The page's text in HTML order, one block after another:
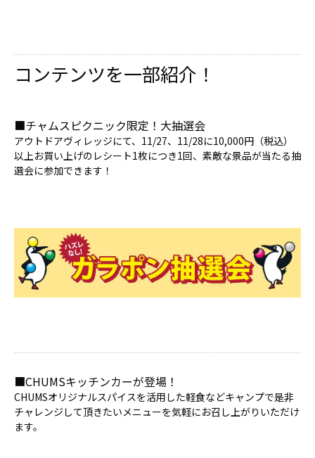
コンテンツを一部紹介！
■チャムスピクニック限定！大抽選会
アウトドアヴィレッジにて、11/27、11/28に10,000円（税込）
以上お買い上げのレシート1枚につき1回、素敵な景品が当たる抽
選会に参加できます！
■CHUMSキッチンカーが登場！
CHUMSオリジナルスパイスを活用した軽食などキャンプで是非
チャレンジして頂きたいメニューを気軽にお召し上がりいただけ
ます。